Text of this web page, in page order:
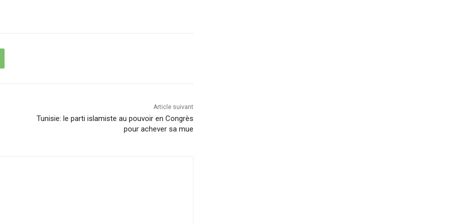
Article suivant
Tunisie: le parti islamiste au pouvoir en Congrès
pour achever sa mue